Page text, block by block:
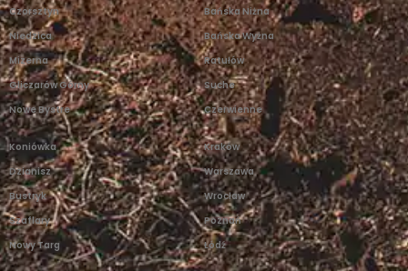
Czorsztyn
Niedzica
Mizerna
Gliczarów Górny
Nowe Bystre
Bańska Niżna
Bańska Wyżna
Ratułów
Suche
Czerwienne
Koniówka
Dzianisz
Bustryk
Szaflary
Nowy Targ
Kraków
Warszawa
Wrocław
Poznań
Łódź